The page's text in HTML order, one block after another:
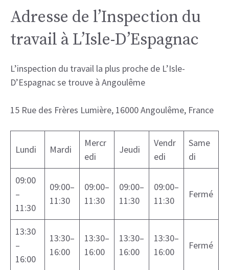
Adresse de l’Inspection du
travail à L’Isle-D’Espagnac
L’inspection du travail la plus proche de L’Isle-
D’Espagnac se trouve à Angoulême
15 Rue des Frères Lumière, 16000 Angoulême, France
Lundi Mardi
Mercr
edi
Jeudi
Vendr
edi
Same
di
09:00
–
11:30
09:00–
11:30
09:00–
11:30
09:00–
11:30
09:00–
11:30
Fermé
13:30
–
16:00
13:30–
16:00
13:30–
16:00
13:30–
16:00
13:30–
16:00
Fermé